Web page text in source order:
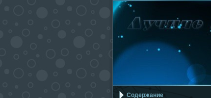
Содержание